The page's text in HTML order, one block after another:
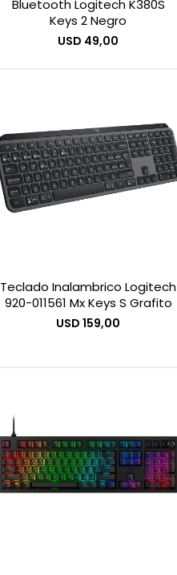
Bluetooth Logitech K380S
Keys 2 Negro
USD 49,00
Teclado Inalambrico Logitech
920-011561 Mx Keys S Grafito
USD 159,00